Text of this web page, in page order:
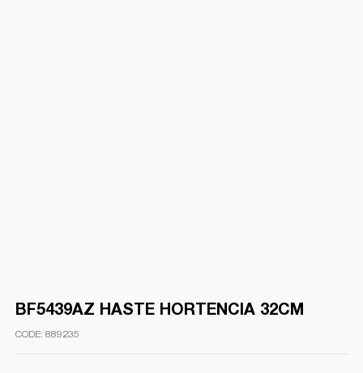
BF5439AZ HASTE HORTENCIA 32CM
889235